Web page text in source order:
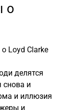
о
Loyd Clarke
делятся
снова и
и иллюзия
и